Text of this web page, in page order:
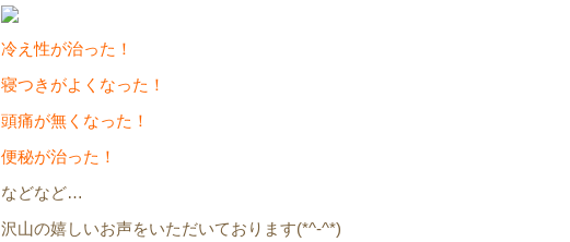
冷え性が治った！
寝つきがよくなった！
頭痛が無くなった！
便秘が治った！
などなど…
沢山の嬉しいお声をいただいております(*^-^*)